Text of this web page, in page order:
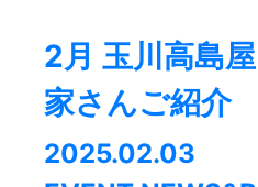
2月 玉川高島
家さんご紹介
2025.02.03